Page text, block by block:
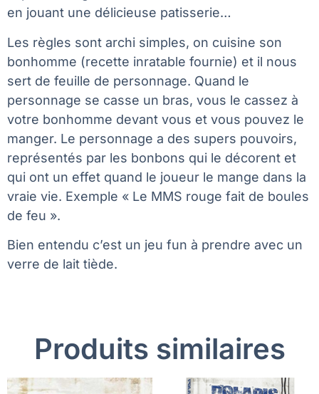
en jouant une délicieuse patisserie…
Les règles sont archi simples, on cuisine son
bonhomme (recette inratable fournie) et il nous
sert de feuille de personnage. Quand le
personnage se casse un bras, vous le cassez à
votre bonhomme devant vous et vous pouvez le
manger. Le personnage a des supers pouvoirs,
représentés par les bonbons qui le décorent et
qui ont un effet quand le joueur le mange dans la
vraie vie. Exemple « Le MMS rouge fait de boules
de feu ».
Bien entendu c’est un jeu fun à prendre avec un
verre de lait tiède.
Produits similaires